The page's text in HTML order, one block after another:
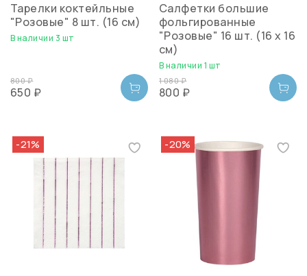
Тарелки коктейльные
"Розовые" 8 шт. (16 см)
В наличии 3 шт
800 ₽
650 ₽
Салфетки большие
фольгированные
"Розовые" 16 шт. (16 х 16
см)
В наличии 1 шт
1 080 ₽
800 ₽
-21% -20%